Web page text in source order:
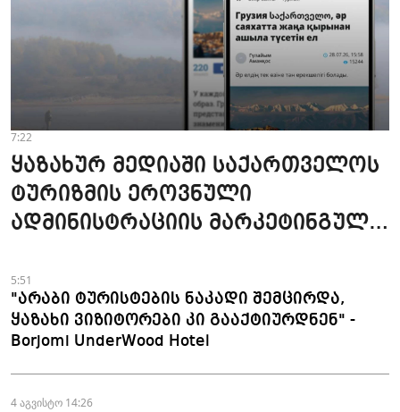
7:22
ყაზახურ მედიაში საქართველოს
ტურიზმის ეროვნული
ადმინისტრაციის მარკეტინგული
მომზადდა
5:51
"არაბი ტურისტების ნაკადი შემცირდა,
ყაზახი ვიზიტორები კი გააქტიურდნენ" -
Borjomi UnderWood Hotel
4 აგვისტო 14:26